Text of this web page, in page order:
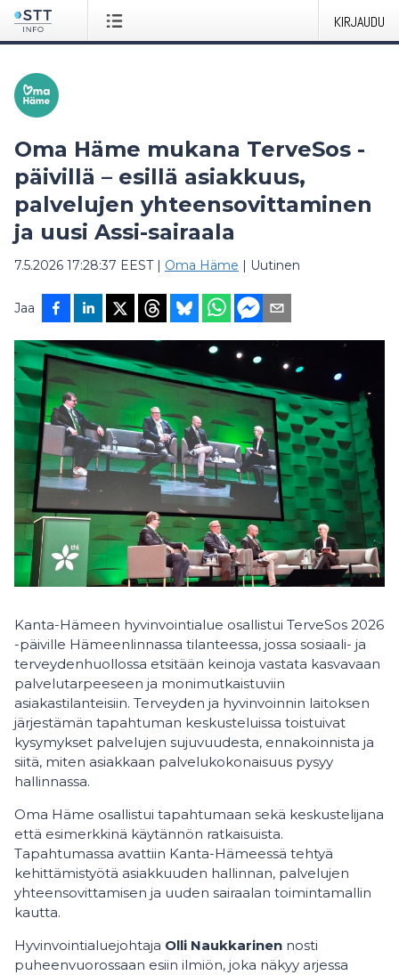
KIRJAUDU
Oma Häme mukana TerveSos -
päivillä – esillä asiakkuus,
palvelujen yhteensovittaminen
ja uusi Assi-sairaala
7.5.2026 17:28:37 EEST| Oma Häme | Uutinen
Jaa
Kanta-Hämeen hyvinvointialue osallistui TerveSos 2026
-päiville Hämeenlinnassa tilanteessa, jossa sosiaali- ja
terveydenhuollossa etsitään keinoja vastata kasvavaan
palvelutarpeeseen ja monimutkaistuviin
asiakastilanteisiin. Terveyden ja hyvinvoinnin laitoksen
järjestämän tapahtuman keskusteluissa toistuivat
kysymykset palvelujen sujuvuudesta, ennakoinnista ja
siitä, miten asiakkaan palvelukokonaisuus pysyy
hallinnassa.
Oma Häme osallistui tapahtumaan sekä keskustelijana
että esimerkkinä käytännön ratkaisuista.
Tapahtumassa avattiin Kanta-Hämeessä tehtyä
kehittämistyötä asiakkuuden hallinnan, palvelujen
yhteensovittamisen ja uuden sairaalan toimintamallin
kautta.
Hyvinvointialuejohtaja Olli Naukkarinen nosti
puheenvuorossaan esiin ilmiön, joka näkyy arjessa